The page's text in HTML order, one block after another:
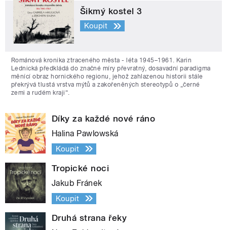
Šikmý kostel 3
Koupit
Románová kronika ztraceného města - léta 1945–1961. Karin
Lednická předkládá do značné míry převratný, dosavadní paradigma
měnící obraz hornického regionu, jehož zahlazenou historii stále
překrývá tlustá vrstva mýtů a zakořeněných stereotypů o „černé
zemi a rudém kraji“.
Díky za každé nové ráno
Halina Pawlowská
Koupit
Tropické noci
Jakub Fránek
Koupit
Druhá strana řeky